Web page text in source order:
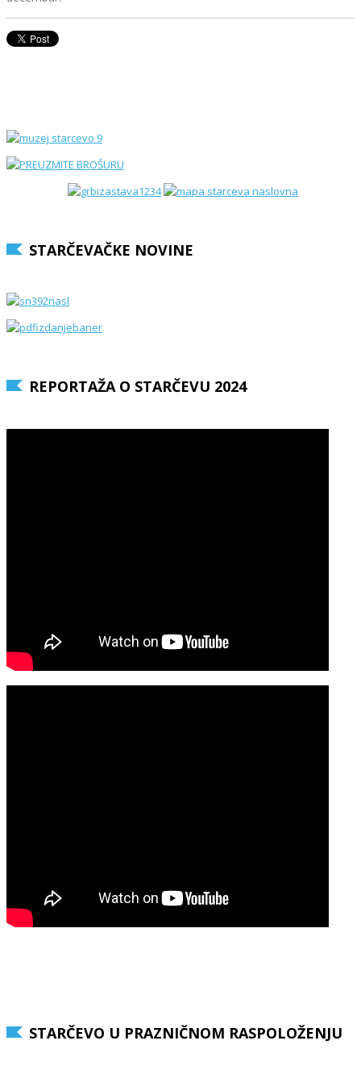
STARČEVAČKE NOVINE
REPORTAŽA O STARČEVU 2024
STARČEVO U PRAZNIČNOM RASPOLOŽENJU